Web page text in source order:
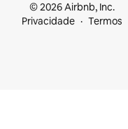
© 2026 Airbnb, Inc.
Privacidade
Termos